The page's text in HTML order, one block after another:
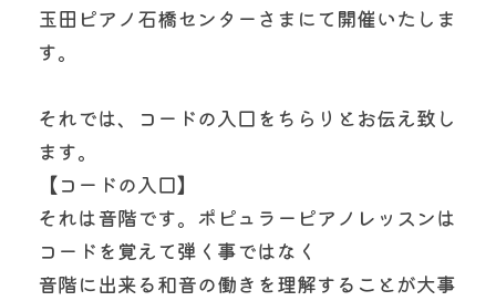
玉田ピアノ石橋センターさまにて開催いたしま
す。
それでは、コードの入口をちらりとお伝え致し
ます。
【コードの入口】
それは音階です。ポピュラーピアノレッスンは
コードを覚えて弾く事ではなく
音階に出来る和音の働きを理解することが大事